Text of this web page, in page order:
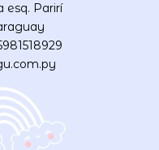
esq. Parirí